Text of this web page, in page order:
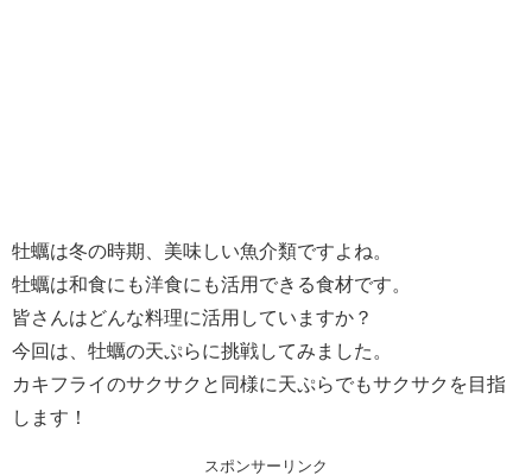
牡蠣は冬の時期、美味しい魚介類ですよね。
牡蠣は和食にも洋食にも活用できる食材です。
皆さんはどんな料理に活用していますか？
今回は、牡蠣の天ぷらに挑戦してみました。
カキフライのサクサクと同様に天ぷらでもサクサクを目指
します！
スポンサーリンク